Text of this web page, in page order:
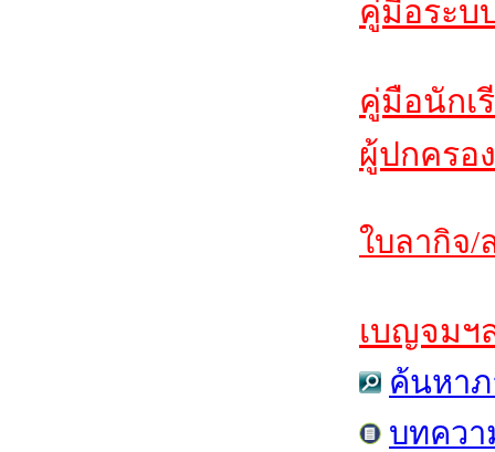
คู่มือระบ
คู่มือนักเ
ผู้ปกครอ
ใบลากิจ/
เบญจมฯ
ค้นหาภ
บทควา